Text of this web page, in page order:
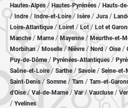
Hautes-Alpes/ Hautes-Pyrénées / Hauts-
/ Indre/ Indre-et-Loire/ Isère/ Jura /
Loire-Atlantique/ Loiret / Lot/ Lot et
Manche/ Marne/ Mayenne/ Meurthe-et-
Morbihan/ Moselle/ Nièvre / Nord/ Oise /
Puy-de-Dôme/ Pyrénées-Atlantiques /
Saône-et-Loire/ Sarthe/ Savoie/ Seine-et-
Saint-Denis /Somme/ Tarn / Tarn-et-
d'Oise/ Val-de-Marne/Var/Vaucluse/
/ Yvelines